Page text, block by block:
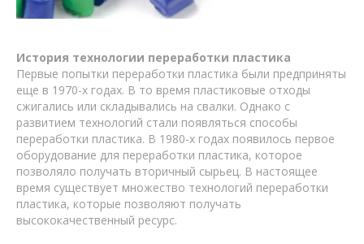
История технологии переработки пластика
Первые попытки переработки пластика были предприняты
еще в 1970-х годах. В то время пластиковые отходы
сжигались или складывались на свалки. Однако с
развитием технологий стали появляться способы
переработки пластика. В 1980-х годах появилось первое
оборудование для переработки пластика, которое
позволяло получать вторичный сырьец. В настоящее
время существует множество технологий переработки
пластика, которые позволяют получать
высококачественный ресурс.